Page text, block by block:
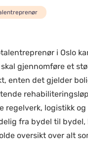
i Oslo
gjennomføre et
enten det gjelder
regelverk, logistikk
fra bydel til
oversikt over alt